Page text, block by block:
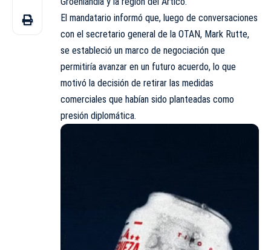
El mandatario informó que, luego de conversaciones
con el secretario general de la OTAN, Mark Rutte,
se estableció un marco de negociación que
permitiría avanzar en un futuro acuerdo, lo que
motivó la decisión de retirar las medidas
comerciales que habían sido planteadas como
presión diplomática.